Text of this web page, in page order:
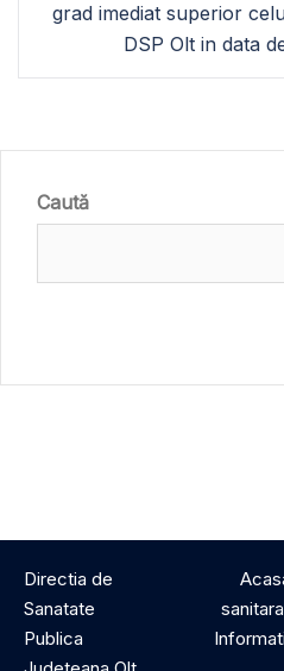
grad imediat superior
DSP Olt in data
Caută
Directia de
Sanatate
Publica
sanitara